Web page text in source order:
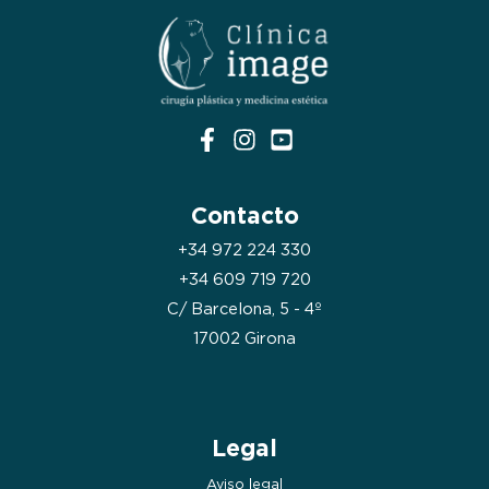
Contacto
+34 972 224 330
+34 609 719 720
C/ Barcelona, 5 - 4º
17002 Girona
Legal
Aviso legal